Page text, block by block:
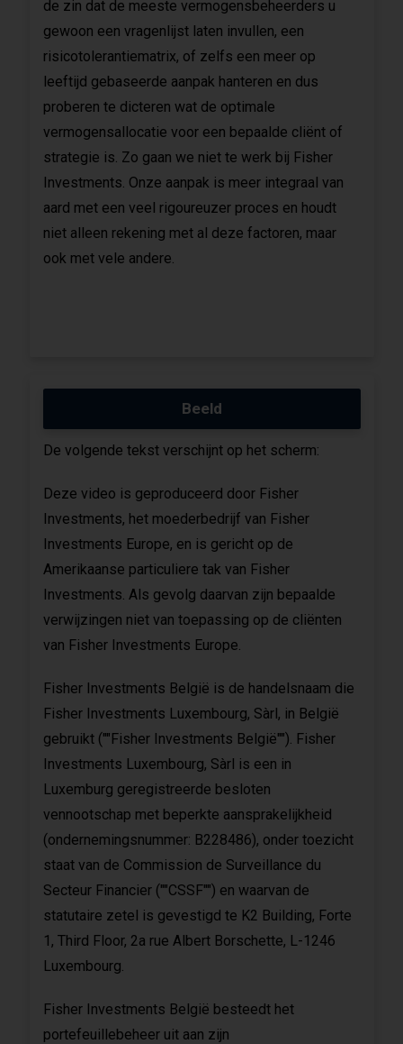
de zin dat de meeste vermogensbeheerders u
gewoon een vragenlijst laten invullen, een
risicotolerantiematrix, of zelfs een meer op
leeftijd gebaseerde aanpak hanteren en dus
proberen te dicteren wat de optimale
vermogensallocatie voor een bepaalde cliënt of
strategie is. Zo gaan we niet te werk bij Fisher
Investments. Onze aanpak is meer integraal van
aard met een veel rigoureuzer proces en houdt
niet alleen rekening met al deze factoren, maar
ook met vele andere.
Beeld
De volgende tekst verschijnt op het scherm:
Deze video is geproduceerd door Fisher
Investments, het moederbedrijf van Fisher
Investments Europe, en is gericht op de
Amerikaanse particuliere tak van Fisher
Investments. Als gevolg daarvan zijn bepaalde
verwijzingen niet van toepassing op de cliënten
van Fisher Investments Europe.
Fisher Investments België is de handelsnaam die
Fisher Investments Luxembourg, Sàrl, in België
gebruikt (""Fisher Investments België""). Fisher
Investments Luxembourg, Sàrl is een in
Luxemburg geregistreerde besloten
vennootschap met beperkte aansprakelijkheid
(ondernemingsnummer: B228486), onder toezicht
staat van de Commission de Surveillance du
Secteur Financier (""CSSF"") en waarvan de
statutaire zetel is gevestigd te K2 Building, Forte
1, Third Floor, 2a rue Albert Borschette, L-1246
Luxembourg.
Fisher Investments België besteedt het
portefeuillebeheer uit aan zijn